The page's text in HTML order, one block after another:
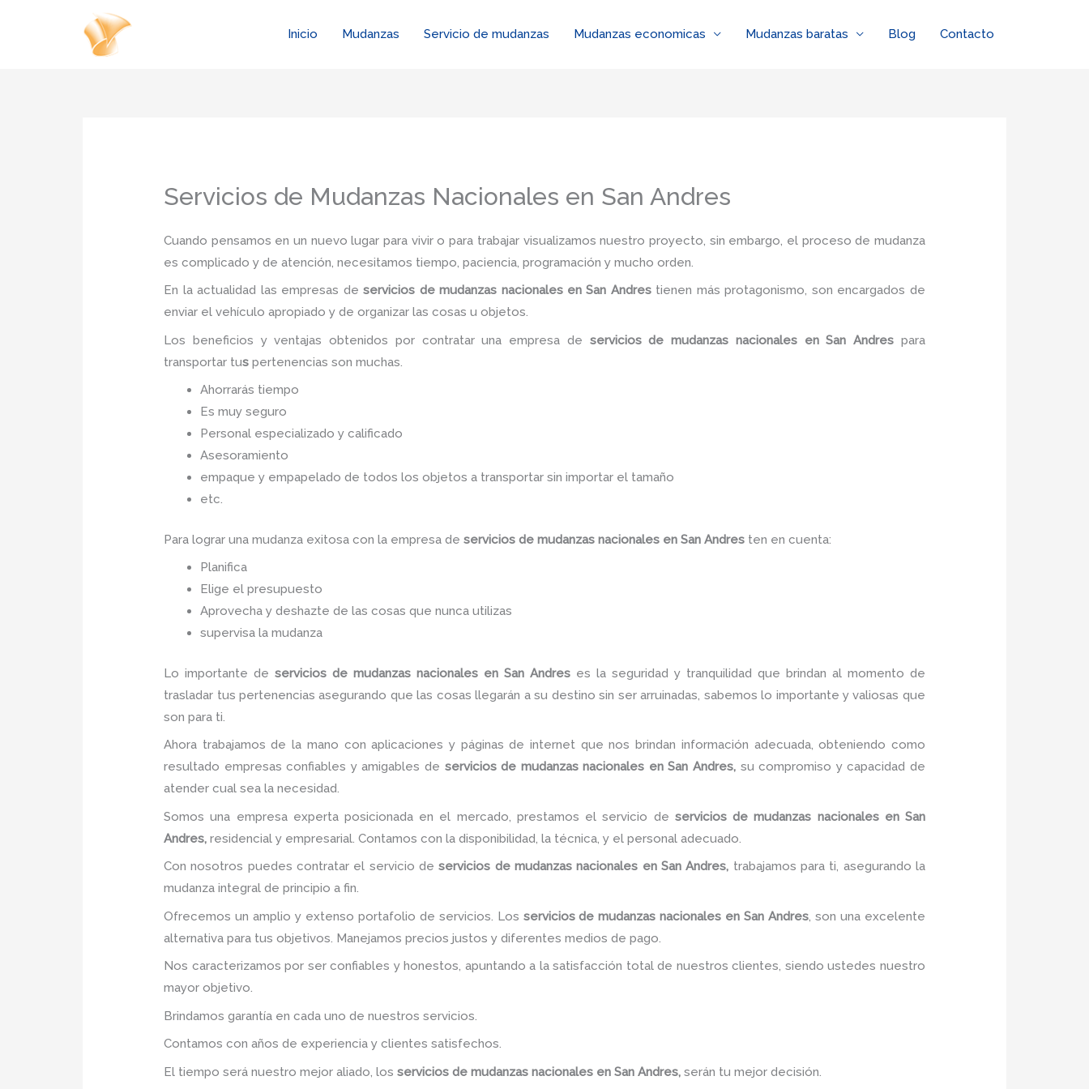
Inicio Mudanzas Servicio de mudanzas Mudanzas economicas Mudanzas baratas Blog Contacto
Servicios de Mudanzas Nacionales en San Andres
Cuando pensamos en un nuevo lugar para vivir o para trabajar visualizamos nuestro proyecto, sin embargo, el proceso de mudanza
es complicado y de atención, necesitamos tiempo, paciencia, programación y mucho orden.
En la actualidad las empresas deservicios de mudanzas nacionales en San Andres tienen más protagonismo, son encargados de
enviar el vehículo apropiado y de organizar las cosas u objetos.
Los beneficios y ventajas obtenidos por contratar una empresa de servicios de mudanzas nacionalesen San Andres para
transportar tuspertenencias son muchas.
Ahorrarás tiempo
Es muy seguro
Personal especializado y calificado
Asesoramiento
empaque y empapelado de todos los objetos a transportar sin importar el tamaño
etc.
Para lograr una mudanza exitosa con la empresa deservicios de mudanzas nacionales en San Andres ten en cuenta:
Planifica
Elige el presupuesto
Aprovecha y deshazte de las cosas que nunca utilizas
supervisa la mudanza
Lo importante deservicios de mudanzas nacionales en San Andres es la seguridad y tranquilidad que brindan al momento de
trasladar tus pertenencias asegurando que las cosas llegarán a su destino sin ser arruinadas, sabemos lo importante y valiosas que
son para ti.
Ahora trabajamos de la mano con aplicaciones y páginas de internet que nos brindan información adecuada, obteniendo como
resultado empresas confiables y amigables de servicios de mudanzas nacionales en San Andres, su compromiso y capacidad de
atender cual sea la necesidad.
Somos una empresa experta posicionada en el mercado, prestamos el servicio de servicios de mudanzas nacionalesen San
Andres, residencial y empresarial. Contamos con la disponibilidad, la técnica, y el personal adecuado.
Con nosotros puedes contratar el servicio deservicios de mudanzas nacionales en San Andres, trabajamos para ti, asegurando la
mudanza integral de principio a fin.
Ofrecemos un amplio y extenso portafolio de servicios. Los servicios de mudanzas nacionales en San Andres , son una excelente
alternativa para tus objetivos. Manejamos precios justos y diferentes medios de pago.
Nos caracterizamos por ser confiables y honestos, apuntando a la satisfacción total de nuestros clientes, siendo ustedes nuestro
mayor objetivo.
Brindamos garantía en cada uno de nuestros servicios.
Contamos con años de experiencia y clientes satisfechos.
El tiempo será nuestro mejor aliado, losservicios de mudanzas nacionales en San Andres,serán tu mejor decisión.